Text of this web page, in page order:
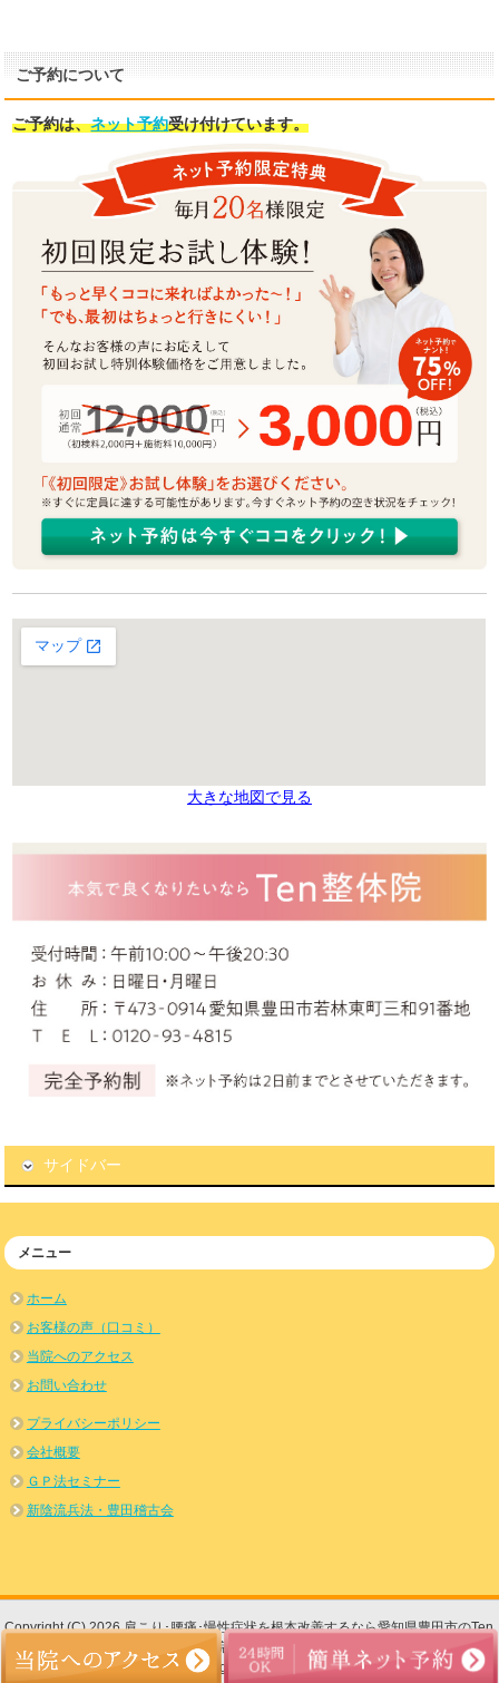
ご予約について
ご予約は、ネット予約受け付けています。
大きな地図で見る
サイドバー
メニュー
ホーム
お客様の声（口コミ）
当院へのアクセス
お問い合わせ
プライバシーポリシー
会社概要
ＧＰ法セミナー
新陰流兵法・豊田稽古会
Copyright (C) 2026 肩こり･腰痛･慢性症状を根本改善するなら愛知県豊田市のTen
整体院 豊田市若林院
All Rights Reserved.